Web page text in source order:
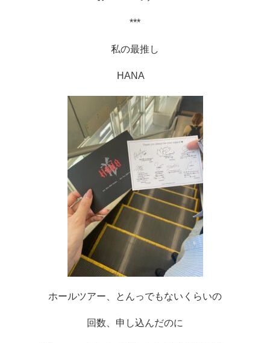
***
私の最推し
HANA
ホールツアー、とんっでもないくらいの
回数、申し込んだのに